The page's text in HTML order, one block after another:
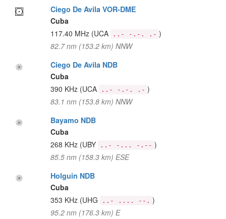
Ciego De Avila VOR-DME
Cuba
117.40 MHz (UCA ..- -.-. .- )
82.7 nm (153.2 km) NNW
Ciego De Avila NDB
Cuba
390 KHz (UCA ..- -.-. .- )
83.1 nm (153.8 km) NNW
Bayamo NDB
Cuba
268 KHz (UBY ..- -... -.-- )
85.5 nm (158.3 km) ESE
Holguin NDB
Cuba
353 KHz (UHG ..- .... --. )
95.2 nm (176.3 km) E